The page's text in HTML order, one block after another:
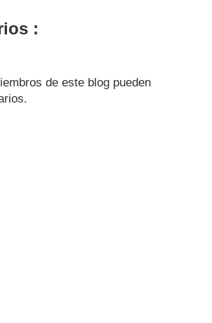
:
de este blog pueden